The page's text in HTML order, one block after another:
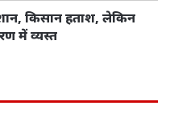
किसान हताश, लेकिन
में व्यस्त